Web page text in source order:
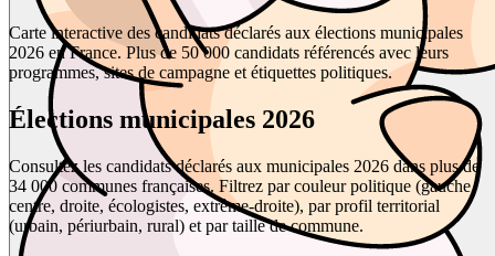
Carte interactive des candidats déclarés aux élections municipales
2026 en France. Plus de 50 000 candidats référencés avec leurs
programmes, sites de campagne et étiquettes politiques.
Élections municipales 2026
Consultez les candidats déclarés aux municipales 2026 dans plus de
34 000 communes françaises. Filtrez par couleur politique (gauche,
centre, droite, écologistes, extrême-droite), par profil territorial
(urbain, périurbain, rural) et par taille de commune.